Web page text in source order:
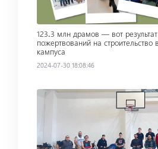
123․3 млн драмов — вот
пожертвований на строительство
кампуса
2024-07-30 18:08:46
Read more